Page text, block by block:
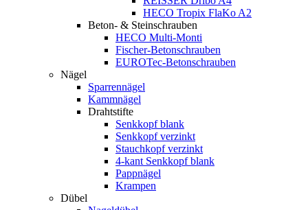
HECO Tropix FlaKo A2
Beton- & Steinschrauben
HECO Multi-Monti
Fischer-Betonschrauben
EUROTec-Betonschrauben
Nägel
Sparrennägel
Kammnägel
Drahtstifte
Senkkopf blank
Senkkopf verzinkt
Stauchkopf verzinkt
4-kant Senkkopf blank
Pappnägel
Krampen
Dübel